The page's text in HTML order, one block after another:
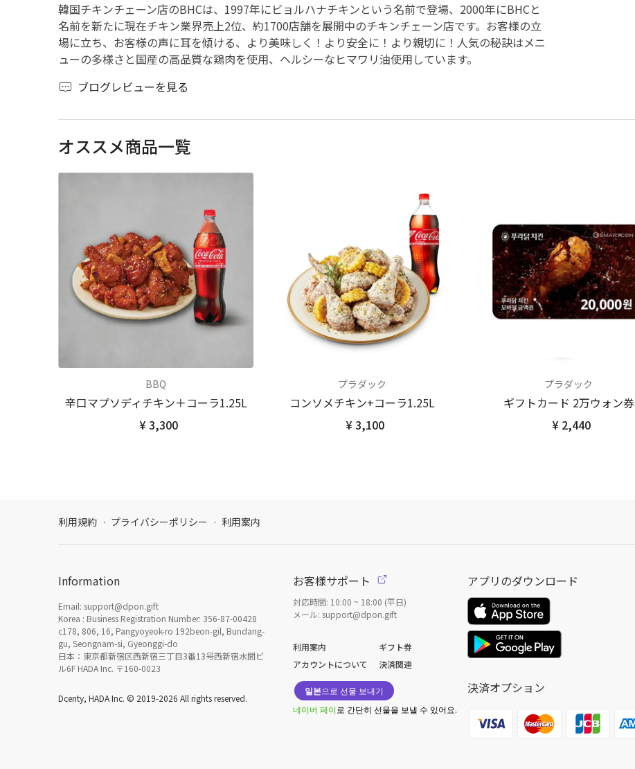
韓国チキンチェーン店のBHCは、1997年にビョルハナチキンという名前で登場、2000年にBHCと
名前を新たに現在チキン業界売上2位、約1700店舗を展開中のチキンチェーン店です。お客様の立
場に立ち、お客様の声に耳を傾ける、より美味しく！より安全に！より親切に！人気の秘訣はメニ
ューの多様さと国産の高品質な鶏肉を使用、ヘルシーなヒマワリ油使用しています。
ブログレビューを見る
オススメ商品一覧
BBQ
辛口マプソディチキン＋コーラ1.25L
¥ 3,300
プラダック
コンソメチキン+コーラ1.25L
¥ 3,100
プラダック
ギフトカード 2万ウォン券
¥ 2,440
利用規約 · プライバシーポリシー · 利用案内
Information
Email: support@dpon.gift
Korea : Business Registration Number: 356-87-00428
c178, 806, 16, Pangyoyeok-ro 192beon-gil, Bundang-
gu, Seongnam-si, Gyeonggi-do
日本：東京都新宿区西新宿三丁目3番13号西新宿水間ビ
ル6F HADA Inc. 〒160-0023
Dcenty, HADA Inc. © 2019-2026 All rights reserved.
お客様サポート
対応時間: 10:00 ~ 18:00 (平日)
メール: support@dpon.gift
利用案内
ギフト券
アカウントについて
決済関連
일본으로 선물 보내기
네이버 페이로 간단히 선물을 보낼 수 있어요.
アプリのダウンロード
決済オプション